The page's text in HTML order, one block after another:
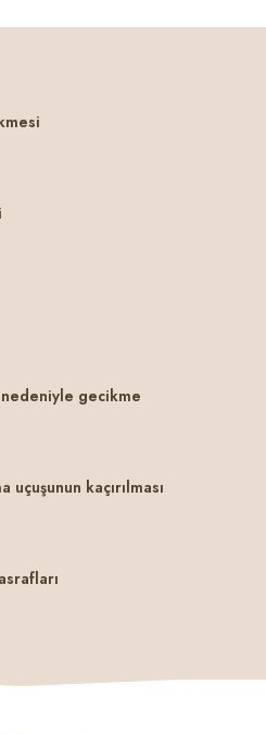
nedeniyle gecikme
uçuşunun kaçırılması